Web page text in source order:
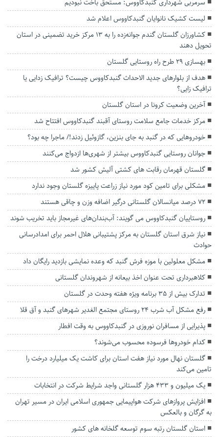
سرمربی شهرداری گنبدکاووس: مستحق باخت نبودیم
لیست کشیک نانوایان گنبدکاووس اعلام شد
کشاورزان گلستان گندم جوانه‌زده را به ۱۳ مرکز خرید تضمینی در استان
تحویل دهند
بهسازی ۲۹ طرح راه روستایی گلستان
هدف از بلوارهای جدید الاحداث گنبدکاووس چیست؟ ترافیک زدایی یا
ترافیک زایی؟
آخرین وضعیت کرونا در استان گلستان
مرکز خدمات جامع سلامت روستای آقبند گنبدکاووس افتتاح شد
خودروهایی که در گنبد به جای بنزین، گازوئیل زدند!/ ماجرا چه بود؟
جوانان روستایی گنبدکاووس بیشتر از شهری‌ها ازدواج می‌کنند
گلستان قهرمان رقابت های کشتی آلیش کشور شد
مشکلی برای تامین کود مورد نیاز زراعت پاییزه گلستان وجود ندارد
۷۲ درصد میانسالان گلستانی درگیر اضافه وزن و چاقی هستند
روستاییان گنبدکاووس می گویند: آب‌بندان‌های غیرمجاز باید تخریب شوند
نیاز شرق استان گلستان به مرکز پشتیبانی هلال احمر برای امدادرسانی
حوادث
مشکل معلولین با موزه فرش گنبد که وعده نمایشی بازدید رایگان داد
کلاهبرداری تحت عنوان اخذ بیعانه از شهروندان گلستانی
تدارک بیش از ۳۵ برنامه ویژه هفته وحدت در گلستان
رفع مشکل آب شرب ۲۴ روستای مجتمع الغدیر شهر‌های گنبد و آق قلا
پذیرایی از مسافران نوروزی در گنبدکاووس به وقت افطار
کدام خودروها فرسوده محسوب می‌شوند؟
گلستان نهال مورد نیاز هفت استان برای کاشت یک میلیارد درخت را
تامین می‌کند
یک میلیون و ۴۳۳ هزار گلستانی واجد شرایط شرکت در انتخابات
افزایش پروازهای شرکت هواپیمایی جمهوری اسلامی ایران در مسیر تهران
به گرگان و بالعکس
استان گلستان رتبه سوم توسعه گلخانه های کشور